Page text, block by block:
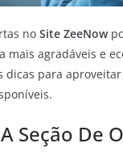
no Site ZeeNow
mais agradáveis e
dicas para
Seção De